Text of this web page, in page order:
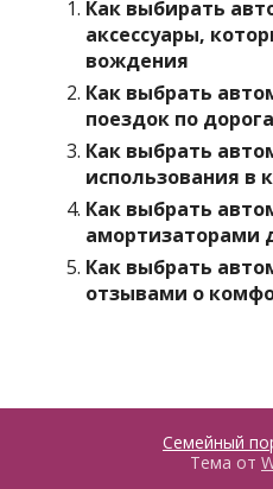
Как выбирать
аксессуары,
вождения
Как выбрать
поездок по
Как выбрать
использования в
Как выбрать
амортизаторами
Как выбрать
отзывами о
Семейный
Тема от